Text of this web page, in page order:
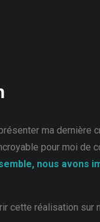
ma dernière
pour moi de
nous avons
cette réalisation sur